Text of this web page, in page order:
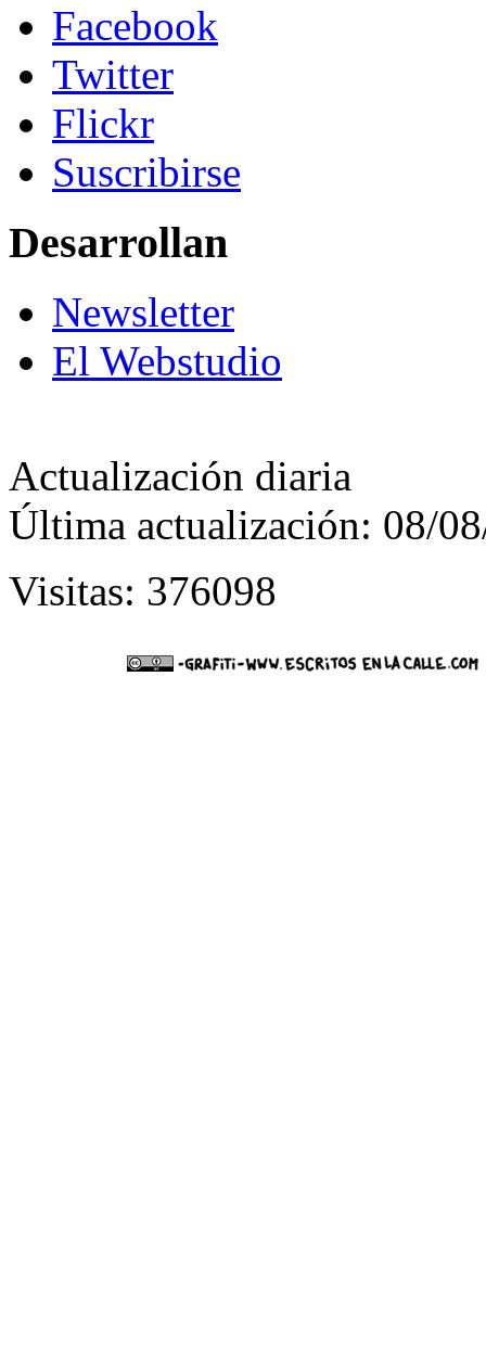
Facebook
Twitter
Flickr
Suscribirse
Desarrollan
Newsletter
El Webstudio
Actualización diaria
Última actualización: 08/
Visitas: 376098